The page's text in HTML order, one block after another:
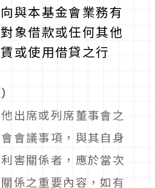
與本基金會業務有
象借款或任何其他
或使用借貸之行
出席或列席董事會之
會議事項，與其自身
害關係者，應於當次
係之重要內容，如有